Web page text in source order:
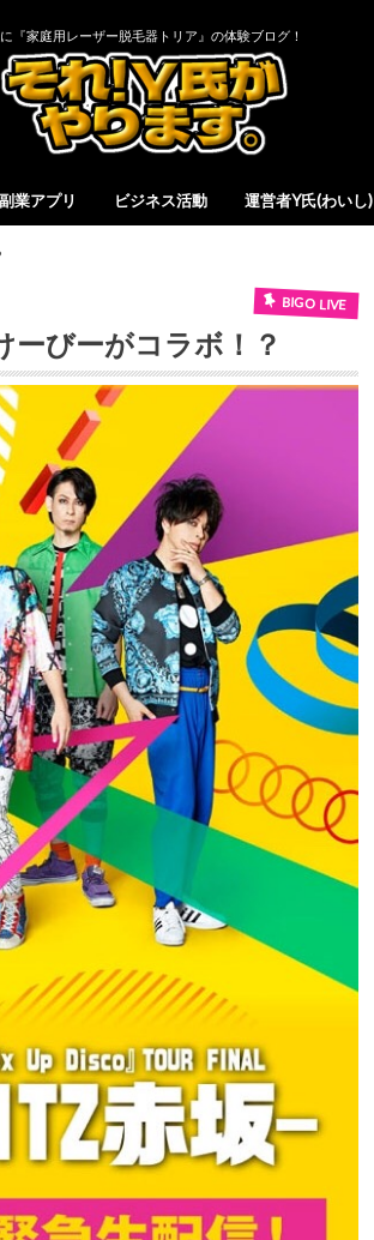
『家庭用レーザー脱毛器トリア』の体験ブログ！
副業アプリ ビジネス活動 運営者Y氏(わいし)
BIGO LIVE
ーびーがコラボ！？